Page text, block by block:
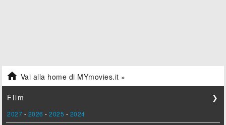
 Vai alla home di MYmovies.it »
Film ❯
2027 - 2026 -2025 - 2024